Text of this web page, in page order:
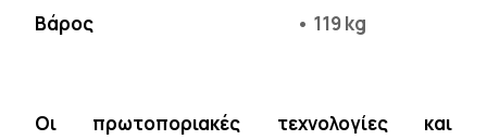
Βάρος
• 119 kg
Οι πρωτοποριακές τεχνολογίες και